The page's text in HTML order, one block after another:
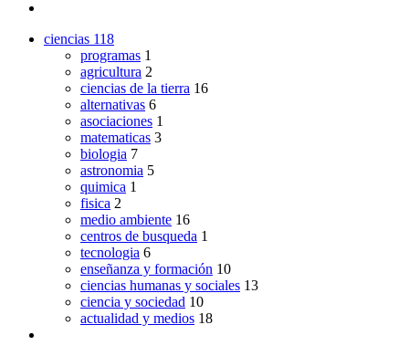
ciencias 118
programas 1
agricultura 2
ciencias de la tierra 16
alternativas 6
asociaciones 1
matematicas 3
biologia 7
astronomia 5
quimica 1
fisica 2
medio ambiente 16
centros de busqueda 1
tecnologia 6
enseñanza y formación 10
ciencias humanas y sociales 13
ciencia y sociedad 10
actualidad y medios 18